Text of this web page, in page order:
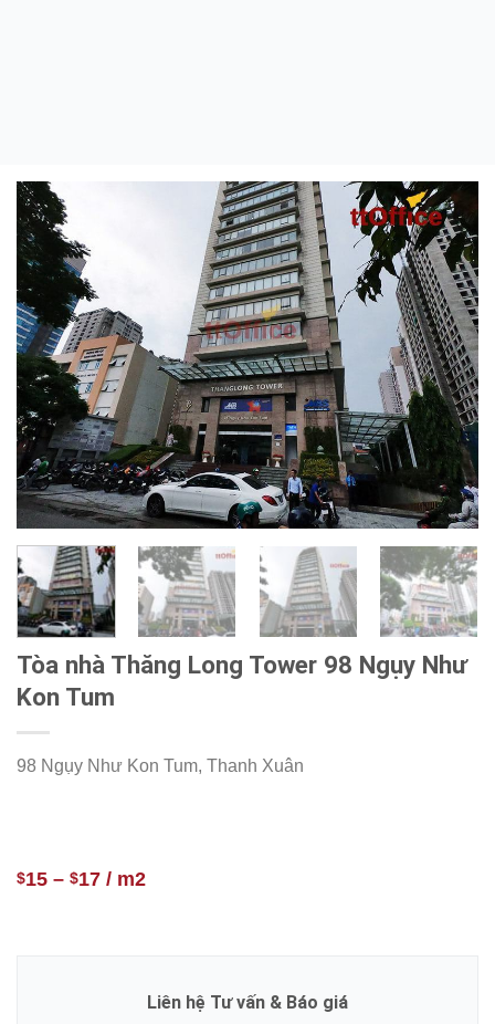
Tòa nhà Thăng Long Tower 98 Ngụy Như
Kon Tum
98 Ngụy Như Kon Tum, Thanh Xuân
$15 – $17 / m2
Liên hệ Tư vấn & Báo giá